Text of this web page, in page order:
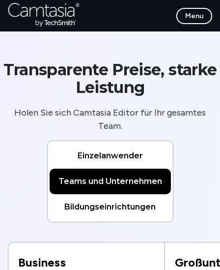
Direkt
zum
Inhalt
Menu
Transparente Preise, starke
Leistung
Holen Sie sich Camtasia Editor für Ihr gesamtes
Team.
Einzelanwender
Teams und Unternehmen
Bildungseinrichtungen
Business